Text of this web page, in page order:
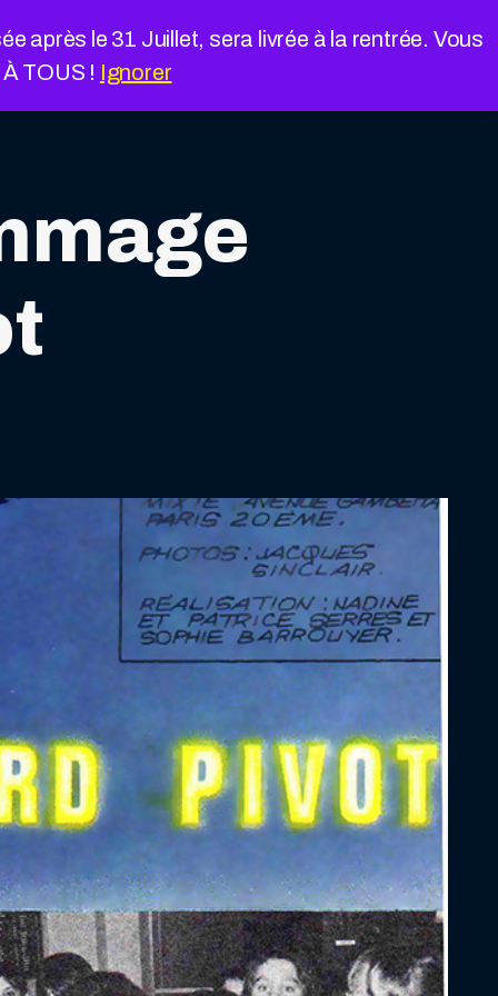
après le 31 Juillet, sera livrée à la rentrée. Vous
TOUS ! Ignorer